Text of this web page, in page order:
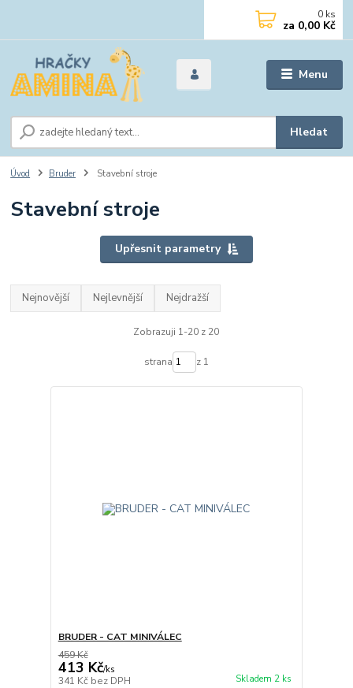
Menu
Hledat
0 ks
za 0,00 Kč
Úvod Bruder Stavební stroje
Stavební stroje
Upřesnit parametry
Nejnovější Nejlevnější Nejdražší
Zobrazuji 1-20 z 20
strana z 1
BRUDER - CAT MINIVÁLEC
459 Kč
413 Kč/ks
341 Kč bez DPH Skladem 2 ks